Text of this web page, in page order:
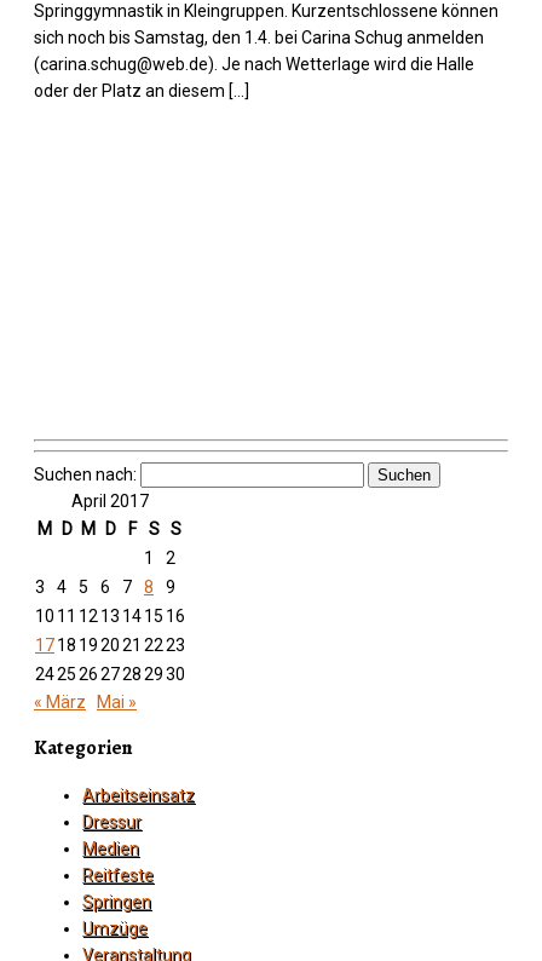
Springgymnastik in Kleingruppen. Kurzentschlossene können
sich noch bis Samstag, den 1.4. bei Carina Schug anmelden
(carina.schug@web.de). Je nach Wetterlage wird die Halle
oder der Platz an diesem […]
Suchen nach:
April 2017
M
D M D F S S
1
2
3
4 5 6 7 8
9
10 11 12 13 1415 16
1718 192021 2223
24252627282930
« März
Mai »
Kategorien
Arbeitseinsatz
Dressur
Medien
Reitfeste
Springen
Umzüge
Veranstaltung